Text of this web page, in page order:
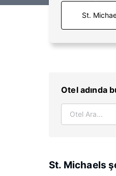
Otel adında
St. Michaels